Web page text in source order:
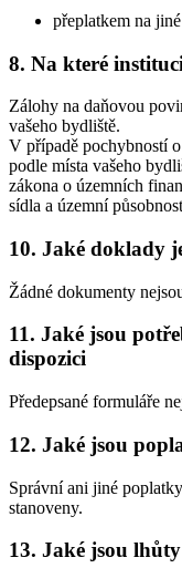
přeplatkem na
8. Na které
Zálohy na daňovou
vašeho bydliště.
V případě pochybností
podle místa vašeho
zákona o územních
sídla a územní
10. Jaké doklady
Žádné dokumenty
11. Jaké jsou
dispozici
Předepsané formuláře
12. Jaké jsou
Správní ani jiné
stanoveny.
13. Jaké jsou